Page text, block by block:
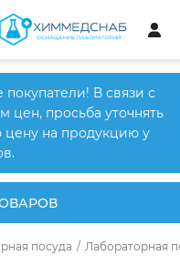
В связи с
цен, просьба уточнять
цену на продукцию у
посуда / Лабораторная